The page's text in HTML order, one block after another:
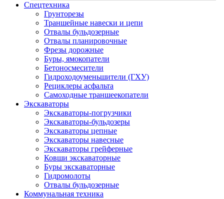
Спецтехника
Грунторезы
Траншейные навески и цепи
Отвалы бульдозерные
Отвалы планировочные
Фрезы дорожные
Буры, ямокопатели
Бетоносмесители
Гидроходоуменьшители (ГХУ)
Рециклеры асфальта
Самоходные траншеекопатели
Экскаваторы
Экскаваторы-погрузчики
Экскаваторы-бульдозеры
Экскаваторы цепные
Экскаваторы навесные
Экскаваторы грейферные
Ковши экскаваторные
Буры экскаваторные
Гидромолоты
Отвалы бульдозерные
Коммунальная техника